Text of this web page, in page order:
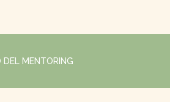
DEL MENTORING